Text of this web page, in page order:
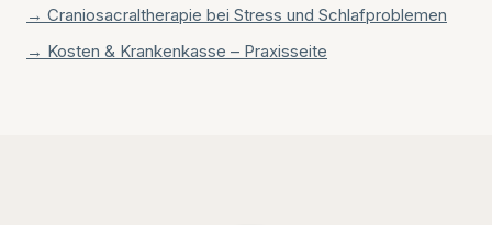
→ Craniosacraltherapie bei Stress und Schlafproblemen
→ Kosten & Krankenkasse – Praxisseite